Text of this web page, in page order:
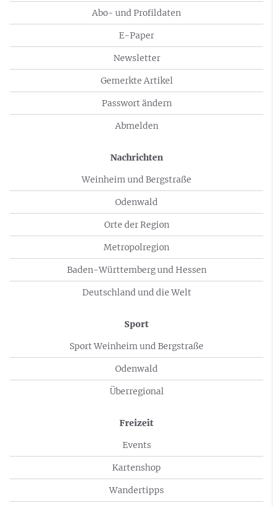
Abo- und Profildaten
E-Paper
Newsletter
Gemerkte Artikel
Passwort ändern
Abmelden
Nachrichten
Weinheim und Bergstraße
Odenwald
Orte der Region
Metropolregion
Baden-Württemberg und Hessen
Deutschland und die Welt
Sport
Sport Weinheim und Bergstraße
Odenwald
Überregional
Freizeit
Events
Kartenshop
Wandertipps